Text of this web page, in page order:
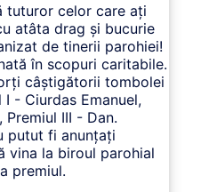
tuturor celor care ați
atâta drag și bucurie
de tinerii parohiei!
în scopuri caritabile.
câștigătorii tombolei
- Ciurdas Emanuel,
Premiul III - Dan.
putut fi anunțați
vina la biroul parohial
premiul.